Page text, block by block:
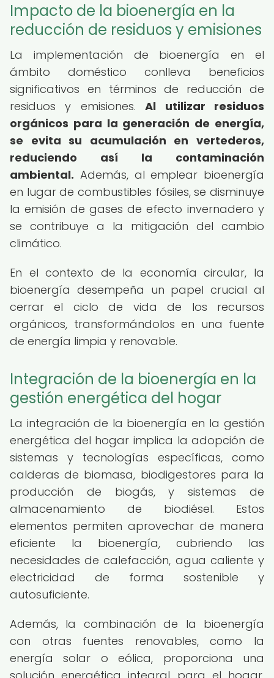
Impacto de la bioenergía en la
reducción de residuos y emisiones
La implementación de bioenergía en el
ámbito doméstico conlleva beneficios
significativos en términos de reducción de
residuos y emisiones.Al utilizar residuos
orgánicos para la generación de energía,
se evita su acumulación en vertederos,
reduciendo así la contaminación
ambiental. Además, al emplear bioenergía
en lugar de combustibles fósiles, se disminuye
la emisión de gases de efecto invernadero y
se contribuye a la mitigación del cambio
climático.
En el contexto de la economía circular, la
bioenergía desempeña un papel crucial al
cerrar el ciclo de vida de los recursos
orgánicos, transformándolos en una fuente
de energía limpia y renovable.
Integración de la bioenergía en la
gestión energética del hogar
La integración de la bioenergía en la gestión
energética del hogar implica la adopción de
sistemas y tecnologías específicas, como
calderas de biomasa, biodigestores para la
producción de biogás, y sistemas de
almacenamiento de biodiésel. Estos
elementos permiten aprovechar de manera
eficiente la bioenergía, cubriendo las
necesidades de calefacción, agua caliente y
electricidad de forma sostenible y
autosuficiente.
Además, la combinación de la bioenergía
con otras fuentes renovables, como la
energía solar o eólica, proporciona una